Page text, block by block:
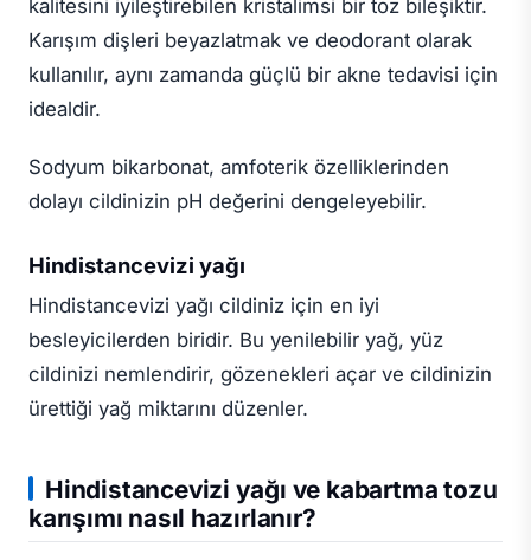
kalitesini iyileştirebilen kristalimsi bir toz bileşiktir.
Karışım dişleri beyazlatmak ve deodorant olarak
kullanılır, aynı zamanda güçlü bir akne tedavisi için
idealdir.
Sodyum bikarbonat, amfoterik özelliklerinden
dolayı cildinizin pH değerini dengeleyebilir.
Hindistancevizi yağı
Hindistancevizi yağı cildiniz için en iyi
besleyicilerden biridir. Bu yenilebilir yağ, yüz
cildinizi nemlendirir, gözenekleri açar ve cildinizin
ürettiği yağ miktarını düzenler.
Hindistancevizi yağı ve kabartma tozu
karışımı nasıl hazırlanır?